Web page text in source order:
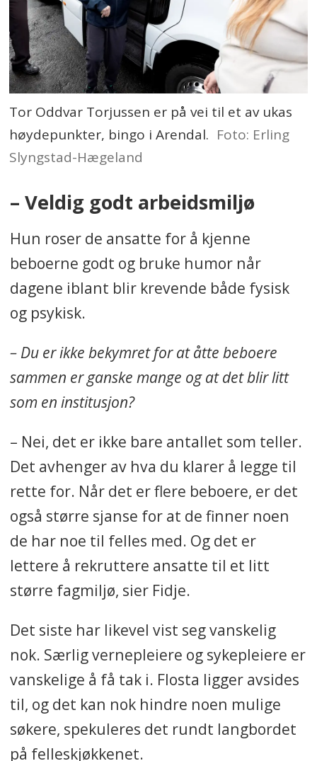
Tor Oddvar Torjussen er på vei til et av ukas
høydepunkter, bingo i Arendal. Foto: Erling
Slyngstad-Hægeland
– Veldig godt arbeidsmiljø
Hun roser de ansatte for å kjenne
beboerne godt og bruke humor når
dagene iblant blir krevende både fysisk
og psykisk.
– Du er ikke bekymret for at åtte beboere
sammen er ganske mange og at det blir litt
som en institusjon?
– Nei, det er ikke bare antallet som teller.
Det avhenger av hva du klarer å legge til
rette for. Når det er flere beboere, er det
også større sjanse for at de finner noen
de har noe til felles med. Og det er
lettere å rekruttere ansatte til et litt
større fagmiljø, sier Fidje.
Det siste har likevel vist seg vanskelig
nok. Særlig vernepleiere og sykepleiere er
vanskelige å få tak i. Flosta ligger avsides
til, og det kan nok hindre noen mulige
søkere, spekuleres det rundt langbordet
på felleskjøkkenet.